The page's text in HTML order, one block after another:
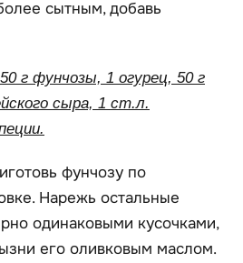
сытным, добавь
50 г фунчозы, 1 огурец, 50 г
сыра, 1 ст.л.
фунчозу по
Нарежь остальные
одинаковыми кусочками,
его оливковым маслом.